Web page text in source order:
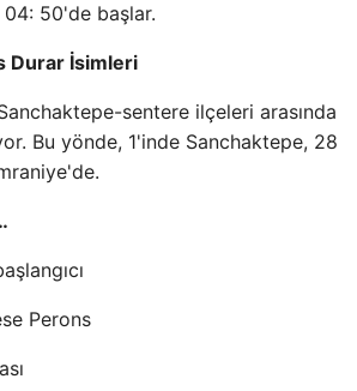
50'de başlar.
Durar İsimleri
sentere ilçeleri arasında
Bu yönde, 1'inde Sanchaktepe, 28
Perons